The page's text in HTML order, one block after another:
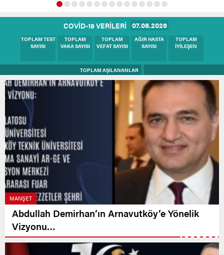
COVİD-19 VERİLERİ 07.08.2026
BUGÜNKÜ
TEST SAYISI
BUGÜNKÜ
VAKA SAYISI
BUGÜNKÜ
HASTA SAYISI
BUGÜNKÜ
VEFAT SAYISI
BUGÜNKÜ
İYİLEŞEN
TOPLAM AŞILANANLAR
MANŞET
Abdullah Demirhan’ın Arnavutköy’e Yönelik
Vizyonu…